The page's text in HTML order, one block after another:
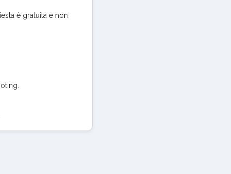
è gratuita e non